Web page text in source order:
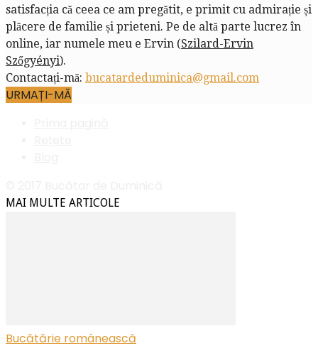
satisfacția că ceea ce am pregătit, e primit cu admirație și
plăcere de familie și prieteni. Pe de altă parte lucrez în
online, iar numele meu e Ervin (Szilard-Ervin
Szőgyényi).
Contactați-mă: bucatardeduminica@gmail.com
URMAȚI-MĂ
MAI MULTE ARTICOLE
Bucătărie românească